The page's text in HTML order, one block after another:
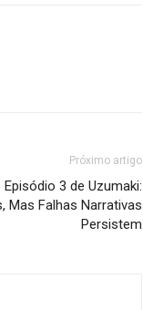
Próximo artigo
3 de Uzumaki:
Mas Falhas Narrativas
Persistem